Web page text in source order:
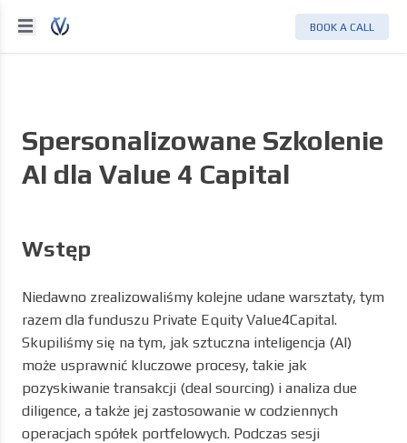
BOOK A CALL
Spersonalizowane Szkolenie
AI dla Value 4 Capital
Wstęp
Niedawno zrealizowaliśmy kolejne udane warsztaty, tym
razem dla funduszu Private Equity Value4Capital.
Skupiliśmy się na tym, jak sztuczna inteligencja (AI)
może usprawnić kluczowe procesy, takie jak
pozyskiwanie transakcji (deal sourcing) i analiza due
diligence, a także jej zastosowanie w codziennych
operacjach spółek portfelowych. Podczas sesji